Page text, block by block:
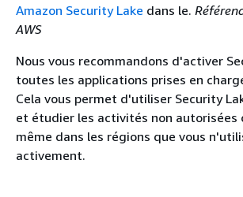
Amazon Security Lake dans le.
AWS
Nous vous recommandons d'activer
toutes les applications prises en
Cela vous permet d'utiliser Security
et étudier les activités non autorisées
même dans les régions que vous
activement.